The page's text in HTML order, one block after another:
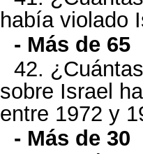
había violado
- Más de 65
42.
sobre Israel
entre 1972 y
- Más de 30